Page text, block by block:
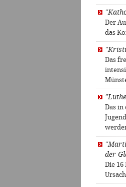
Der
das
Das
Das in
der
Die